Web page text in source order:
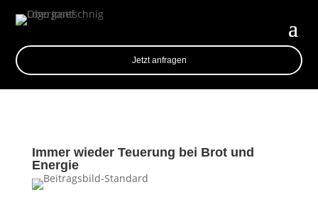
Jetzt anfragen
Immer wieder Teuerung bei Brot und
Energie